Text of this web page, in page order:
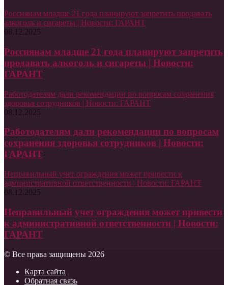
Россиянам младше 21 года планируют запретить продавать
алкоголь и сигареты | Новости: ГАРАНТ
08.12.2025
Россиянам младше 21 года планируют запретить
продавать алкоголь и сигареты | Новости:
ГАРАНТ
Работодателям дали рекомендации по вопросам сохранения
здоровья сотрудников | Новости: ГАРАНТ
08.12.2025
Работодателям дали рекомендации по вопросам
сохранения здоровья сотрудников | Новости:
ГАРАНТ
Неправильный учет ограждения может привести к
административной ответственности | Новости: ГАРАНТ
08.12.2025
Неправильный учет ограждения может привести
к административной ответственности | Новости:
ГАРАНТ
© Все права защищены 2026
Карта сайта
Обратная связь